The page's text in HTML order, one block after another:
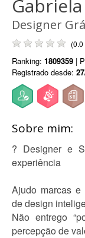
Gabriela
Designer
Ranking: 1809359 |
Registrado desde:
Sobre mim:
? Designer e
experiência
Ajudo marcas e
de design
Não entrego
percepção de